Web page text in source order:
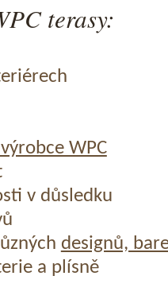
terasy:
WPC
v důsledku
designů,
a plísně